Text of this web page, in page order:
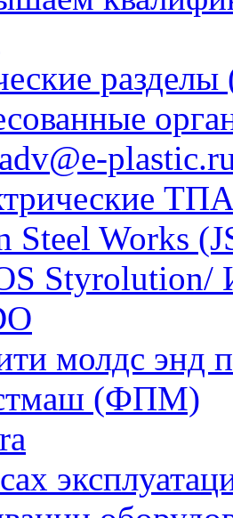
Steel Works
молдс энд
(ФПМ)